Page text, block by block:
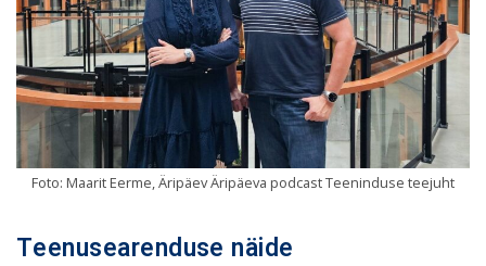
Foto: Maarit Eerme, Äripäev Äripäeva podcast Teeninduse teejuht
Teenusearenduse näide